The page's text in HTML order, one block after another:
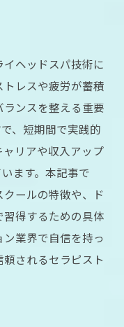
ヘッドスパ技術に
レスや疲労が蓄積
ンスを整える重要
、短期間で実践的
リアや収入アップ
ます。本記事で
ールの特徴や、ド
得するための具体
業界で自信を持っ
されるセラピスト